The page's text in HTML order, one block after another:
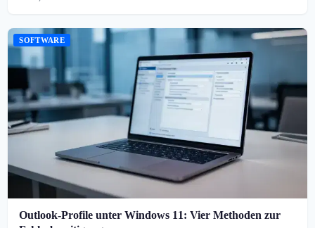
SOFTWARE
Outlook-Profile unter Windows 11: Vier Methoden zur